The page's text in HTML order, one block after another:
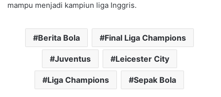
mampu menjadi kampiun liga Inggris.
Berita Bola Final Liga Champions
Juventus Leicester City
Liga Champions Sepak Bola